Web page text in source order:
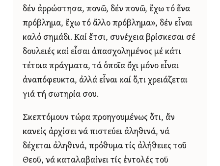
δέν ἀρρώστησα, πονῶ, δέν πονῶ, ἔχω τό ἕνα
πρόβλημα, ἔχω τό ἄλλο πρόβλημα», δέν εἶναι
καλό σημάδι. Καί ἔτσι, συνέχεια βρίσκεσαι σέ
δουλειές καί εἶσαι ἀπασχολημένος μέ κάτι
τέτοια πράγματα, τά ὁποῖα ὄχι μόνο εἶναι
ἀναπόφευκτα, ἀλλά εἶναι καί ὅ,τι χρειάζεται
γιά τή σωτηρία σου.
Σκεπτόμουν τώρα προηγουμένως ὅτι, ἄν
κανείς ἀρχίσει νά πιστεύει ἀληθινά, νά
δέχεται ἀληθινά, πρόθυμα τίς ἀλήθειες τοῦ
Θεοῦ, νά καταλαβαίνει τίς ἐντολές τοῦ